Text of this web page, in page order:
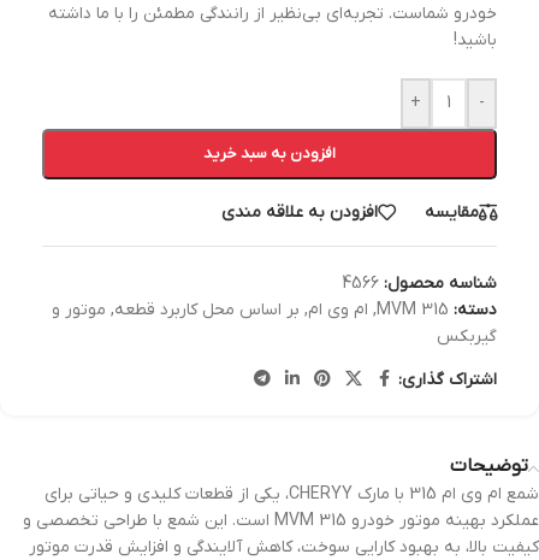
خودرو شماست. تجربه‌ای بی‌نظیر از رانندگی مطمئن را با ما داشته
باشید!
-
+
افزودن به سبد خرید
مقایسه افزودن به علاقه مندی
شناسه محصول: 4566
دسته: MVM 315
, ام وی ام, بر اساس محل کاربرد قطعه, موتور و
گیربکس
اشتراک گذاری:
توضیحات
شمع ام وی ام 315 با مارک CHERYY، یکی از قطعات کلیدی و حیاتی برای
عملکرد بهینه موتور خودرو MVM 315 است. این شمع با طراحی تخصصی و
کیفیت بالا، به بهبود کارایی سوخت، کاهش آلایندگی و افزایش قدرت موتور